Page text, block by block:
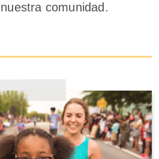
comunidad.